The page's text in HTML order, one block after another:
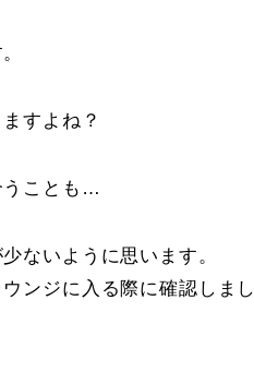
すよね？
うことも…
ないように思います。
ンジに入る際に確認しまし